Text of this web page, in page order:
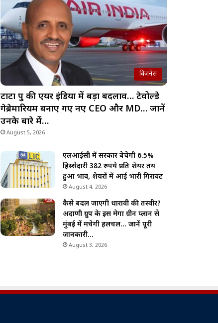
बिज़नेस
टाटा ग्रुप की एयर इंडिया में बड़ा बदलाव… टेवोल्डे
गेब्रेमारियम बनाए गए नए CEO और MD… जानें
उनके बारे में…
August 5, 2026
एलआईसी में सरकार बेचेगी 6.5%
हिस्सेदारी 382 रुपये प्रति शेयर तय
हुआ भाव, शेयरों में आई भारी गिरावट
August 4, 2026
कैसे बदल जाएगी धारावी की तस्वीर?
अदाणी ग्रुप के इस मेगा ग्रीन प्लान से
मुंबई में मचेगी हलचल… जानें पूरी
जानकारी…
August 3, 2026